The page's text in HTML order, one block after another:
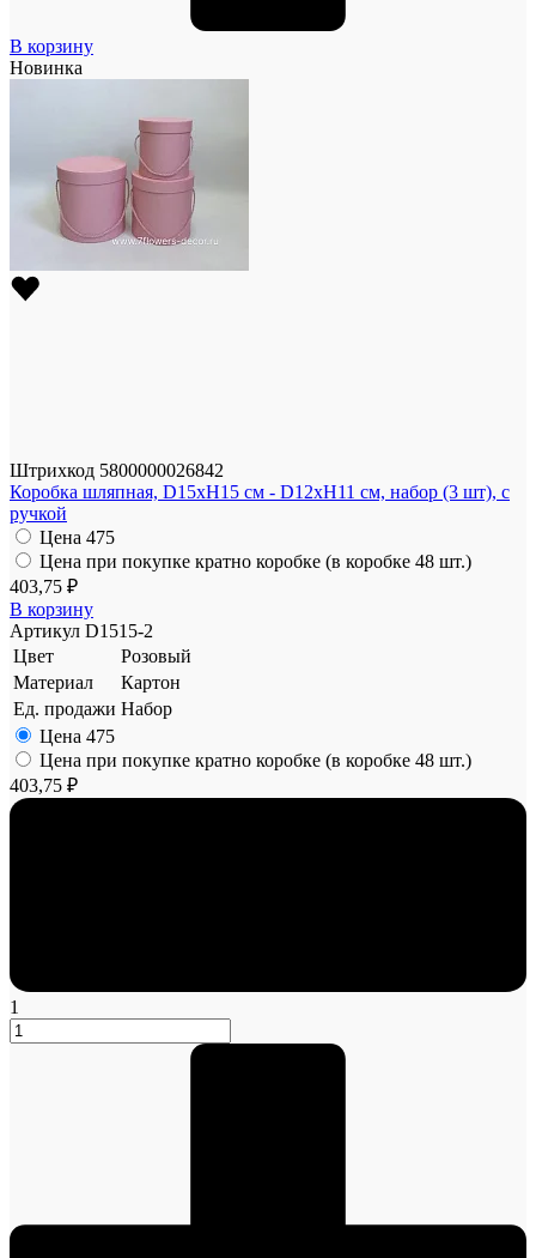
В корзину
Новинка
Штрихкод 5800000026842
Коробка шляпная, D15xH15 см - D12xH11 см, набор (3 шт), с
ручкой
Цена 475
Цена при покупке кратно коробке (в коробке 48 шт.)
403,75 ₽
В корзину
Артикул D1515-2
Цвет
Розовый
Материал
Картон
Ед. продажи Набор
Цена 475
Цена при покупке кратно коробке (в коробке 48 шт.)
403,75 ₽
1